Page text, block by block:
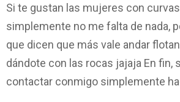
Si te gustan las mujeres con
simplemente no me falta de nada,
que dicen que más vale andar
dándote con las rocas jajaja En fin,
contactar conmigo simplemente